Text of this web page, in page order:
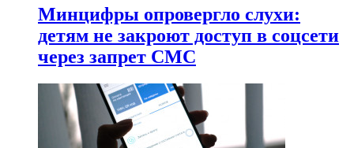
Минцифры опровергло слухи:
детям не закроют доступ в соцсети
через запрет СМС